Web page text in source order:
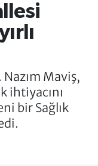
Maviş,
ihtiyacını
bir Sağlık